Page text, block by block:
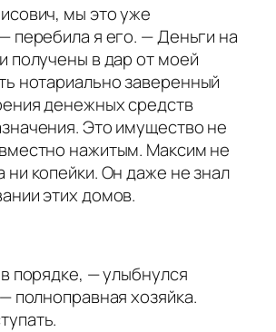
мы это уже
перебила я его. — Деньги на
получены в дар от моей
нотариально заверенный
денежных средств
Это имущество не
нажитым. Максим не
ни копейки. Он даже не знал
этих домов.
порядке, — улыбнулся
полноправная хозяйка.